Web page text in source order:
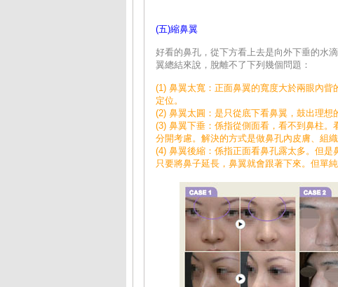
(五)縮鼻翼
好看的鼻孔，從下方看上去是向外下垂的水
翼總結來說，脫離不了下列幾個問題：
(1) 鼻翼太寬：正面鼻翼的寬度大於兩眼內
定位。
(2) 鼻翼太圓：是只從底下看鼻翼，鼓出理想
(3) 鼻翼下垂：係指從側面看，看不到鼻柱
分開考慮。解決的方式是做鼻孔內皮膚、組織
(4) 鼻翼後縮：係指正面看鼻孔露太多。但
只要將鼻子延長，鼻翼就會跟著下來。但單